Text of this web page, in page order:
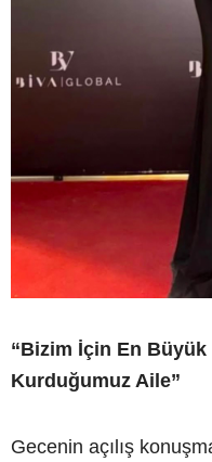
“Bizim İçin En
Kurduğumuz Aile”
Gecenin açılış